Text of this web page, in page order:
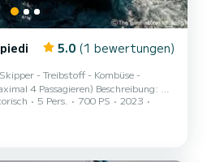
5.0 (1 bewertungen)
- Treibstoff - Kombüse -
Beschreibung: Es
sofort von der Schönheit der neuen
das seine Modularität zu einer
5 Pers. 700 PS
2023